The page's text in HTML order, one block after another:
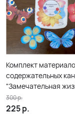
Комплект
содержательных
"Замечательная
Весна"
225р.
300р.